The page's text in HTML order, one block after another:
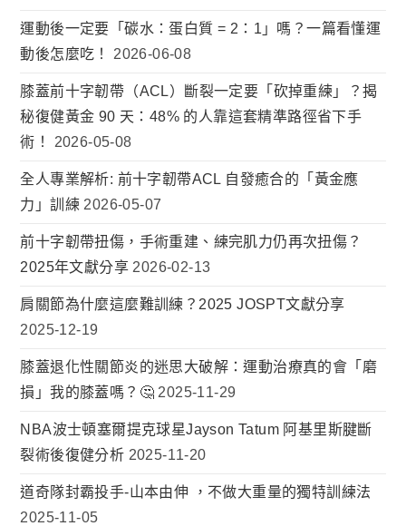
運動後一定要「碳水：蛋白質 = 2：1」嗎？一篇看懂運
動後怎麼吃！
2026-06-08
膝蓋前十字韌帶（ACL）斷裂一定要「砍掉重練」？揭
秘復健黃金 90 天：48% 的人靠這套精準路徑省下手
術！
2026-05-08
全人專業解析: 前十字韌帶ACL 自發癒合的「黃金應
力」訓練 2026-05-07
前十字韌帶扭傷，手術重建、練完肌力仍再次扭傷？
2025年文獻分享 2026-02-13
肩關節為什麼這麼難訓練？2025 JOSPT文獻分享
2025-12-19
膝蓋退化性關節炎的迷思大破解：運動治療真的會「磨
損」我的膝蓋嗎？🤔 2025-11-29
NBA波士頓塞爾提克球星Jayson Tatum 阿基里斯腱斷
裂術後復健分析 2025-11-20
道奇隊封霸投手-山本由伸 ，不做大重量的獨特訓練法
2025-11-05